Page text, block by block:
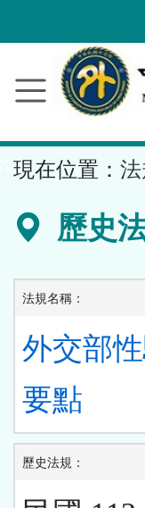
內
容
現在位置：
歷史
法規名稱：
外交部
要點
歷史法規：